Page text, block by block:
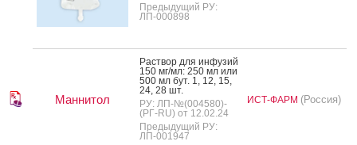
Предыдущий РУ:
ЛП-000898
Маннитол
Рас­твор для ин­фу­зий
150 мг/мл: 250 мл или
500 мл бут. 1, 12, 15,
24, 28 шт.
РУ: ЛП-№(004580)-
(РГ-RU) от 12.02.24
Предыдущий РУ:
ЛП-001947
ИСТ-ФАРМ (Россия)